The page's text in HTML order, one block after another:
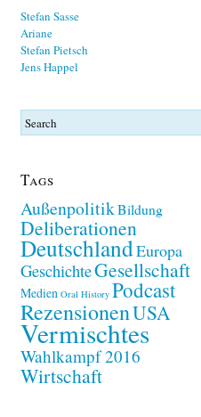
Stefan Sasse
Ariane
Stefan Pietsch
Jens Happel
Tags
AußenpolitikBildung
Deliberationen
DeutschlandEuropa
GeschichteGesellschaft
Medien Oral History Podcast
RezensionenUSA
Vermischtes
Wahlkampf 2016
Wirtschaft